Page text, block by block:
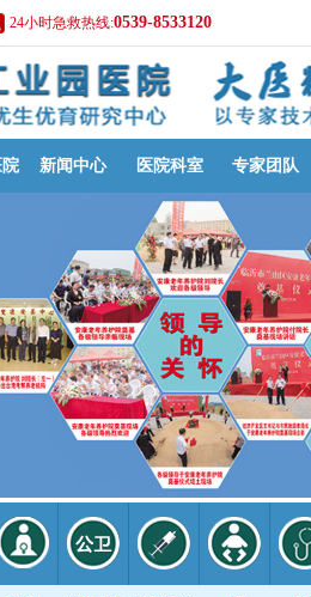
24小时急救热线:0539-8533120
新闻中心 医院科室 专家团队